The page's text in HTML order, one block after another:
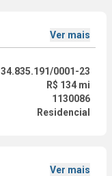
Ver mais
34.835.191/0001-23
R$ 134 mi
1130086
Residencial
Ver mais